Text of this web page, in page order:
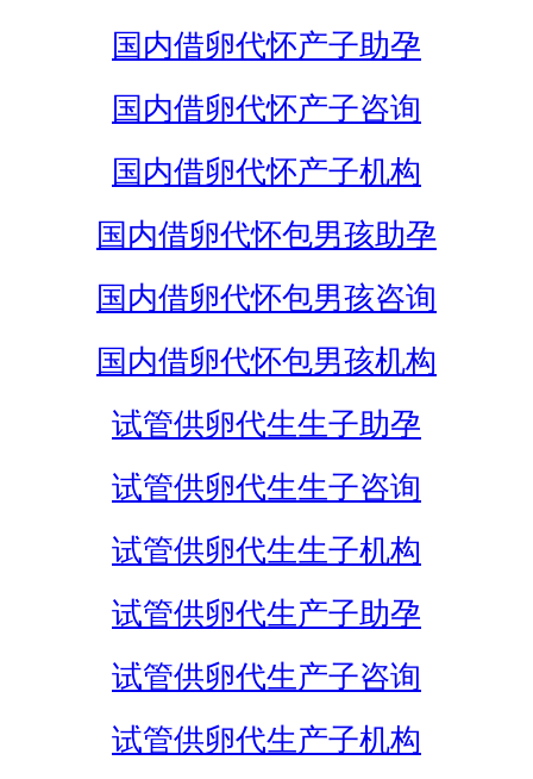
国内借卵代怀产子助孕
国内借卵代怀产子咨询
国内借卵代怀产子机构
国内借卵代怀包男孩助孕
国内借卵代怀包男孩咨询
国内借卵代怀包男孩机构
试管供卵代生生子助孕
试管供卵代生生子咨询
试管供卵代生生子机构
试管供卵代生产子助孕
试管供卵代生产子咨询
试管供卵代生产子机构